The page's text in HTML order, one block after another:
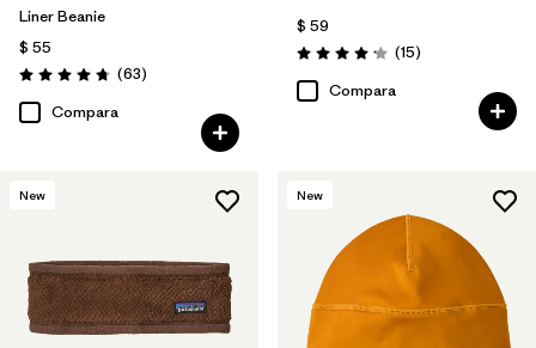
Liner Beanie
$ 55
Valoración: 4.8 / 5
(63Comentarios
)
Compara
$ 59
Valoración: 4.2 / 5
(15Comentarios
)
Compara
New New